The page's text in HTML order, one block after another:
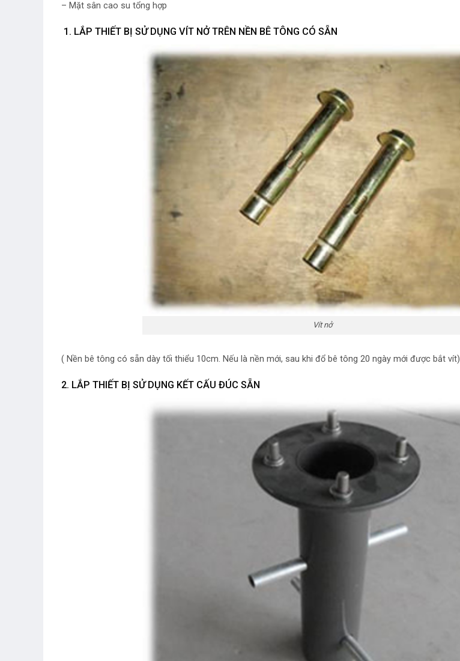
– Mặt sân cao su tổng hợp
1. LẮP THIẾT BỊ SỬ DỤNG VÍT NỞ TRÊN NỀN BÊ TÔNG CÓ SẴN
Vít nở
( Nền bê tông có sẵn dày tối thiểu 10cm. Nếu là nền mới, sau khi đổ bê tông 20 ngày mới được bắt vít)
2. LẮP THIẾT BỊ SỬ DỤNG KẾT CẤU ĐÚC SẴN